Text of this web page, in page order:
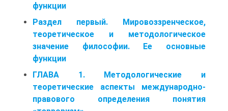
функции
Раздел первый. Мировоззренческое,
теоретическое и методологическое
значение философии. Ее основные
функции
ГЛАВА 1. Методологические и
теоретические аспекты международно-
правового определения понятия